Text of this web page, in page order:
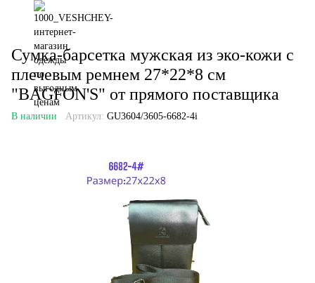
Сумка-барсетка мужская из эко-кожи с
плечевым ремнем 27*22*8 см
"BAGFON'S" от прямого поставщика
В наличии Артикул: GU3604/3605-6682-4i